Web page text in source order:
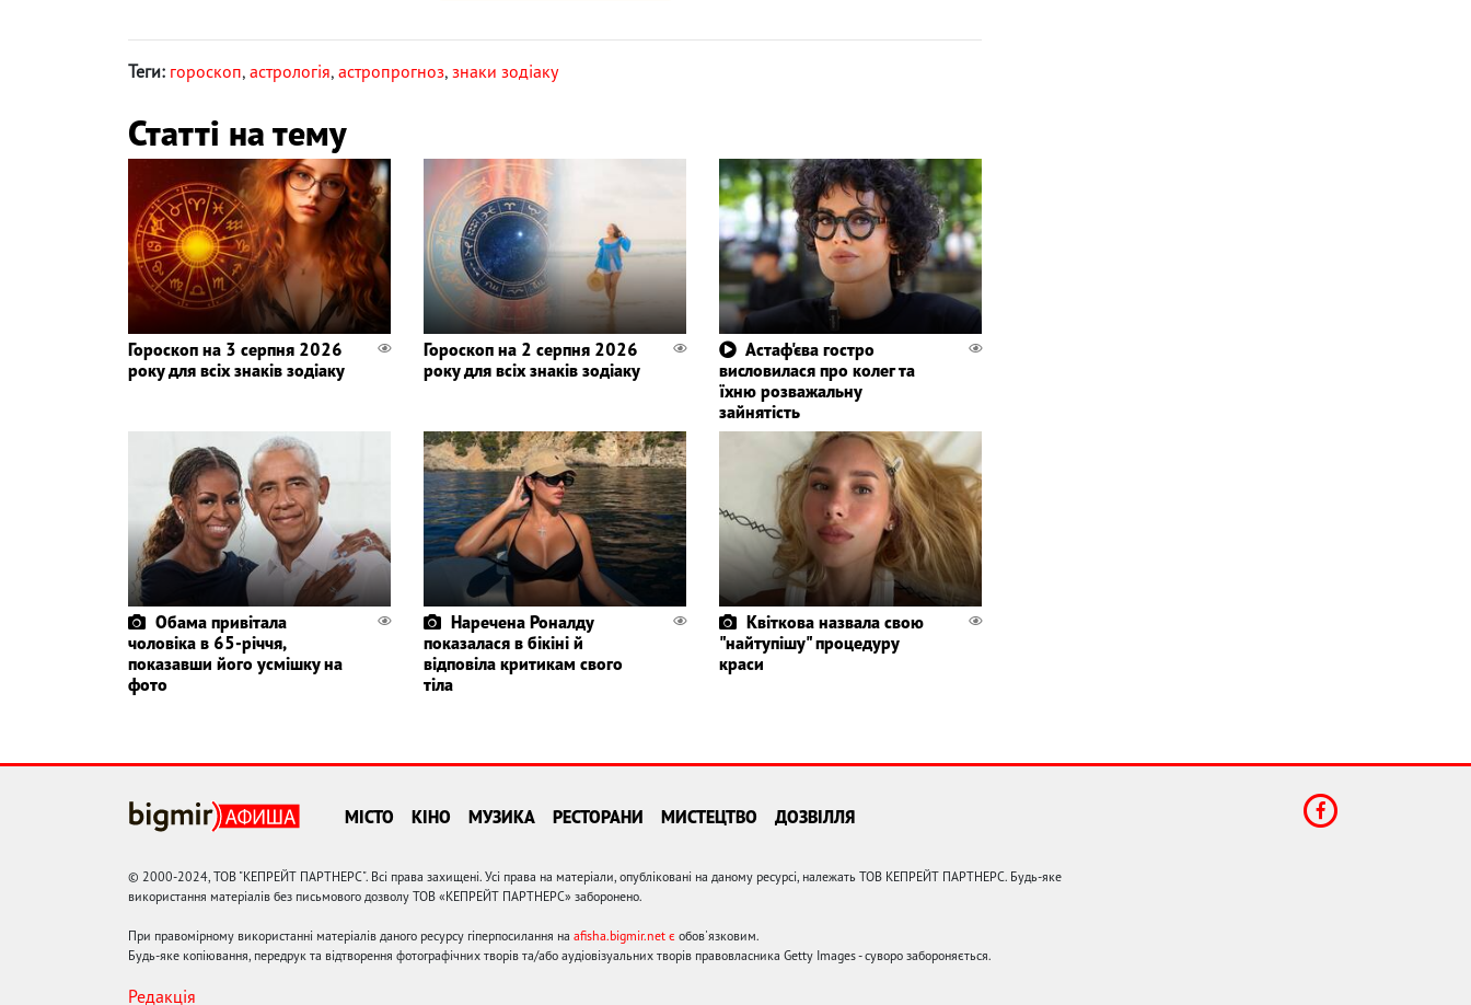
Теги: гороскоп, астрологія, астропрогноз, знаки зодіаку
Статті на тему
Гороскоп на 3 серпня 2026
року для всіх знаків зодіаку
Гороскоп на 2 серпня 2026
року для всіх знаків зодіаку
Астаф'єва гостро
висловилася про колег та
їхню розважальну
зайнятість
Обама привітала
чоловіка в 65-річчя,
показавши його усмішку на
фото
Наречена Роналду
показалася в бікіні й
відповіла критикам свого
тіла
Квіткова назвала свою
"найтупішу" процедуру
краси
МІСТО КІНО МУЗИКА РЕСТОРАНИ МИСТЕЦТВО ДОЗВІЛЛЯ
© 2000-2024, ТОВ "КЕПРЕЙТ ПАРТНЕРС". Всі права захищені. Усі права на матеріали, опубліковані на даному ресурсі, належать ТОВ КЕПРЕЙТ ПАРТНЕРС. Будь-яке
використання матеріалів без письмового дозволу ТОВ «КЕПРЕЙТ ПАРТНЕРС» заборонено.
При правомірному використанні матеріалів даного ресурсу гіперпосилання на afisha.bigmir.net є обов'язковим.
Будь-яке копіювання, передрук та відтворення фотографічних творів та/або аудіовізуальних творів правовласника Getty Images - суворо забороняється.
Редакція